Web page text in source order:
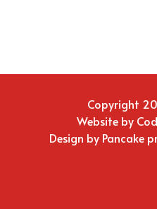
Copyright
Website by
Design by Pancake